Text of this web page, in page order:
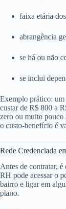
faixa etária
abrangência
se há ou não
se inclui
Exemplo prático: um
custar de R$ 800 a
zero ou muito pouco
o custo-benefício é
Rede Credenciada
Antes de contratar, é
RH pode acessar o
bairro e ligar em
plano.